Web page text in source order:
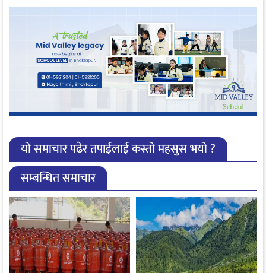
यो समाचार पढेर तपाईलाई कस्तो महसुस भयो ?
सम्बन्धित समाचार